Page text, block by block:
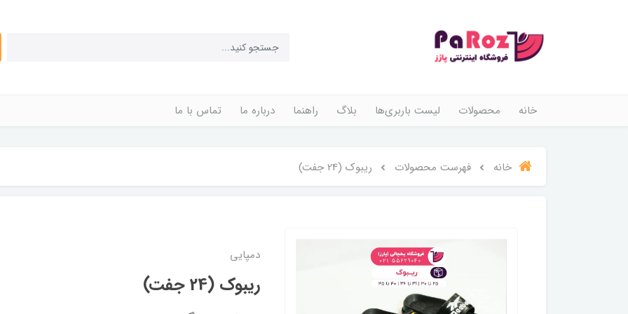
خانه محصولات لیست باربری‌ها بلاگ راهنما درباره ما تماس با ما
خانه فهرست محصولات ریبوک (24 جفت)
دمپایی
ریبوک (24 جفت)